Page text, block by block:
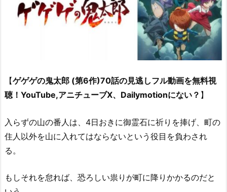
【ゲゲゲの鬼太郎 (第6作)70話の見逃しフル動画を無料視
聴！YouTube,アニチューブX、Dailymotionにない？ 】
入らずの山の番人は、4日おきに御霊石に祈りを捧げ、町の
住人以外を山に入れてはならないという役目を負わされ
る。
もしそれを怠れば、恐ろしい祟りが町に降りかかるのだと